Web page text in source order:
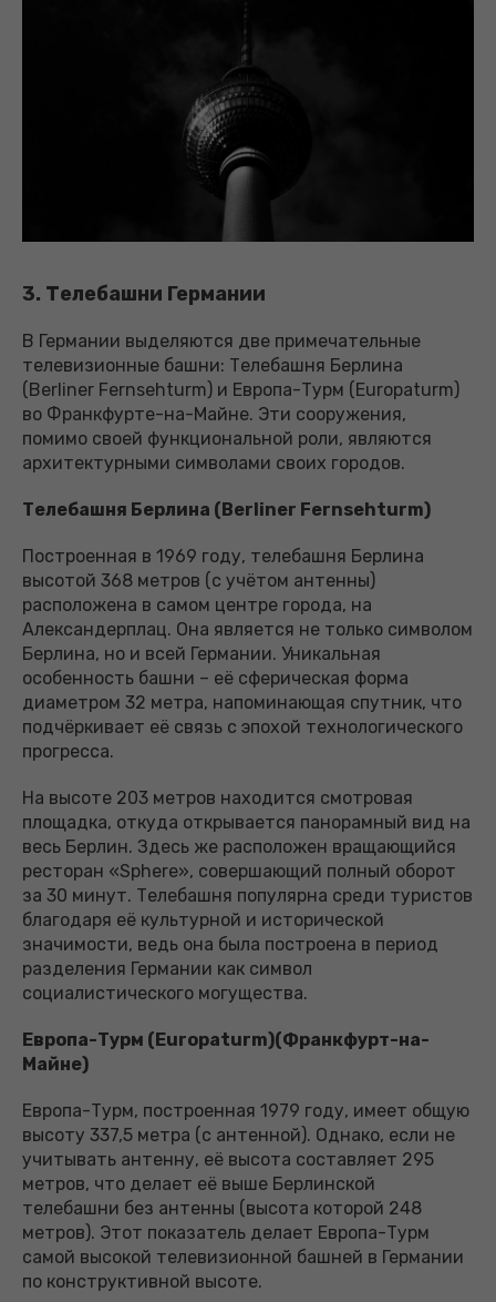
3. Телебашни Германии
В Германии выделяются две примечательные
телевизионные башни: Телебашня Берлина
(Berliner Fernsehturm) и Европа-Турм (Europaturm)
во Франкфурте-на-Майне. Эти сооружения,
помимо своей функциональной роли, являются
архитектурными символами своих городов.
Телебашня Берлина (Berliner Fernsehturm)
Построенная в 1969 году, телебашня Берлина
высотой 368 метров (с учётом антенны)
расположена в самом центре города, на
Александерплац. Она является не только символом
Берлина, но и всей Германии. Уникальная
особенность башни – её сферическая форма
диаметром 32 метра, напоминающая спутник, что
подчёркивает её связь с эпохой технологического
прогресса.
На высоте 203 метров находится смотровая
площадка, откуда открывается панорамный вид на
весь Берлин. Здесь же расположен вращающийся
ресторан «Sphere», совершающий полный оборот
за 30 минут. Телебашня популярна среди туристов
благодаря её культурной и исторической
значимости, ведь она была построена в период
разделения Германии как символ
социалистического могущества.
Европа-Турм (Europaturm)(Франкфурт-на-
Майне)
Европа-Турм, построенная 1979 году, имеет общую
высоту 337,5 метра (с антенной). Однако, если не
учитывать антенну, её высота составляет 295
метров, что делает её выше Берлинской
телебашни без антенны (высота которой 248
метров). Этот показатель делает Европа-Турм
самой высокой телевизионной башней в Германии
по конструктивной высоте.